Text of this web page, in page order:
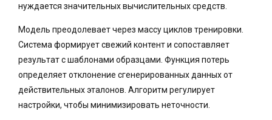
нуждается значительных вычислительных средств.
Модель преодолевает через массу циклов тренировки.
Система формирует свежий контент и сопоставляет
результат с шаблонами образцами. Функция потерь
определяет отклонение сгенерированных данных от
действительных эталонов. Алгоритм регулирует
настройки, чтобы минимизировать неточности.